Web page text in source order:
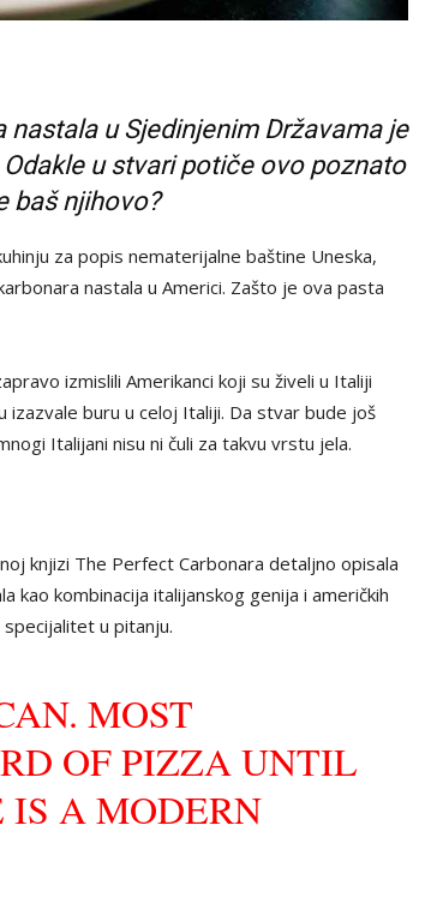
u Sjedinjenim Državama je
u stvari potiče ovo poznato
baš njihovo?
za popis nematerijalne baštine Uneska,
nastala u Americi. Zašto je ova pasta
izmislili Amerikanci koji su živeli u Italiji
buru u celoj Italiji. Da stvar bude još
Italijani nisu ni čuli za takvu vrstu jela.
knjizi The Perfect Carbonara detaljno opisala
kao kombinacija italijanskog genija i američkih
u pitanju.
MOST
OF PIZZA UNTIL
IS A MODERN